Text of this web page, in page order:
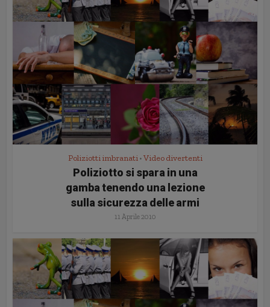
Poliziotti imbranati • Video divertenti
Poliziotto si spara in una
gamba tenendo una lezione
sulla sicurezza delle armi
11 Aprile 2010